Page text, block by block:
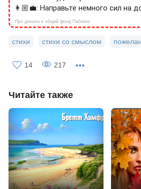
👩🏼‍💼: Направьте немного сил на
Про донаты в общий фонд Паблико
стихи стихи со смыслом
14 217
Читайте также